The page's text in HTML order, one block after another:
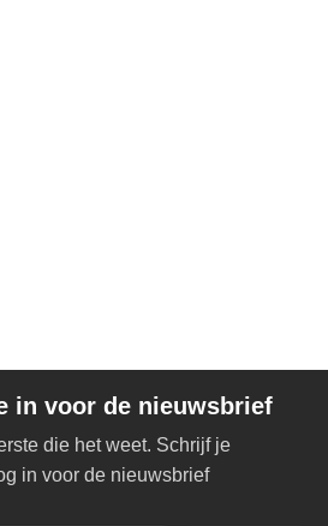
in voor de nieuwsbrief
die het weet. Schrijf je
in voor de nieuwsbrief